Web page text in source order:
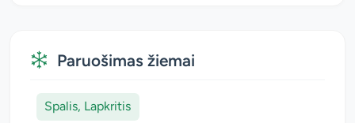
Paruošimas žiemai
Spalis, Lapkritis